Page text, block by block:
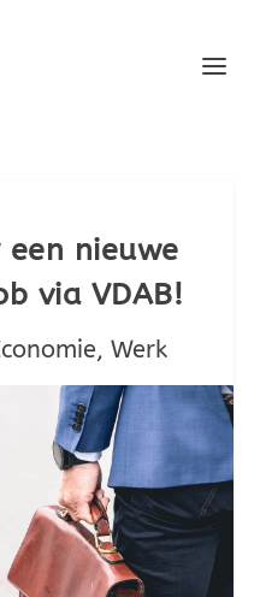
nieuwe
via VDAB!
, Werk